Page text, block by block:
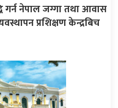
गर्न नेपाल जग्गा तथा आवास
प्रशिक्षण केन्द्रबिच